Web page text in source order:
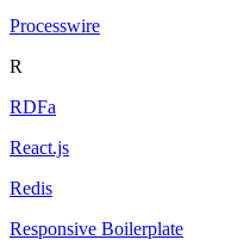
Processwire
R
RDFa
React.js
Redis
Responsive Boilerplate